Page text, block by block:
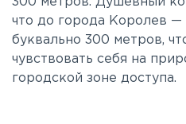
что до города Королев —
буквально 300 метров,
чувствовать себя на
городской зоне доступа.